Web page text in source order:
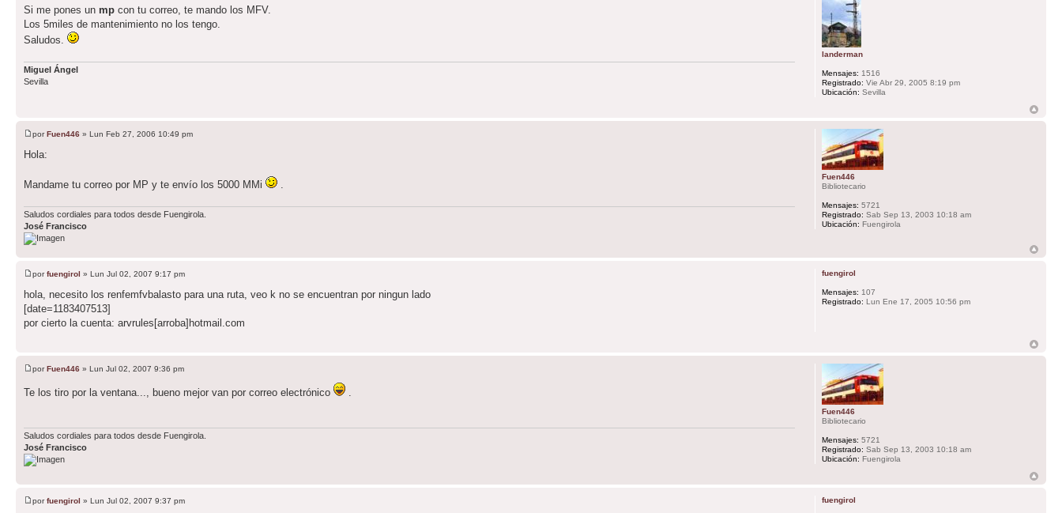
Si me pones un mp con tu correo, te mando los MFV.
Los 5miles de mantenimiento no los tengo.
Saludos.
Miguel Ángel
Sevilla
landerman
Mensajes: 1516
Registrado: Vie Abr 29, 2005 8:19 pm
Ubicación: Sevilla
porFuen446 » Lun Feb 27, 2006 10:49 pm
Hola:
Mandame tu correo por MP y te envío los 5000 MMi .
Saludos cordiales para todos desde Fuengirola.
José Francisco
Fuen446
Bibliotecario
Mensajes: 5721
Registrado: Sab Sep 13, 2003 10:18 am
Ubicación: Fuengirola
porfuengirol » Lun Jul 02, 2007 9:17 pm
hola, necesito los renfemfvbalasto para una ruta, veo k no se encuentran por ningun lado
[date=1183407513]
por cierto la cuenta: arvrules[arroba]hotmail.com
fuengirol
Mensajes: 107
Registrado: Lun Ene 17, 2005 10:56 pm
porFuen446 » Lun Jul 02, 2007 9:36 pm
Te los tiro por la ventana..., bueno mejor van por correo electrónico .
Saludos cordiales para todos desde Fuengirola.
José Francisco
Fuen446
Bibliotecario
Mensajes: 5721
Registrado: Sab Sep 13, 2003 10:18 am
Ubicación: Fuengirola
porfuengirol » Lun Jul 02, 2007 9:37 pm fuengirol